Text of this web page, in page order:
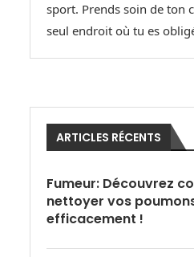
sport. Prends soin de ton
seul endroit où tu es
ARTICLES RÉCENTS
Fumeur: Découvrez
nettoyer vos
efficacement !